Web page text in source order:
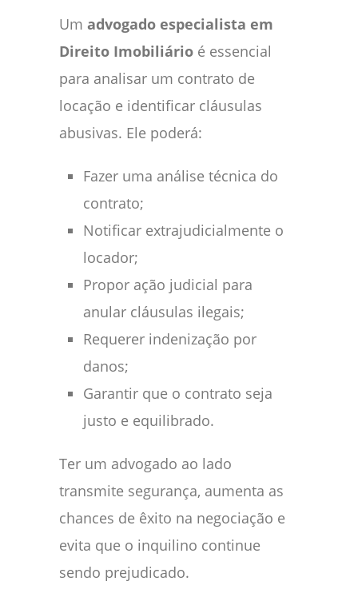
Um advogado especialista em
Direito Imobiliário é essencial
para analisar um contrato de
locação e identificar cláusulas
abusivas. Ele poderá:
Fazer uma análise técnica do
contrato;
Notificar extrajudicialmente o
locador;
Propor ação judicial para
anular cláusulas ilegais;
Requerer indenização por
danos;
Garantir que o contrato seja
justo e equilibrado.
Ter um advogado ao lado
transmite segurança, aumenta as
chances de êxito na negociação e
evita que o inquilino continue
sendo prejudicado.